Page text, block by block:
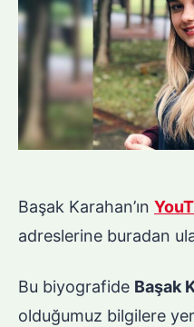
Başak Karahan’ın
adreslerine buradan
Bu biyografide Başak
olduğumuz bilgilere